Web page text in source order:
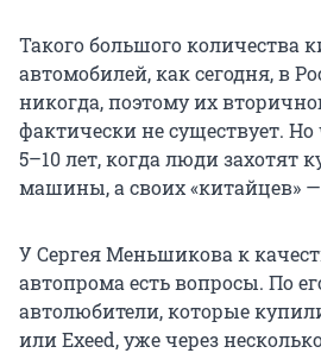
Такого большого количества
автомобилей, как сегодня, в
никогда, поэтому их
фактически не существует. Но
5–10 лет, когда люди захотят
машины, а своих «китайцев» —
У Сергея Меньшикова к
автопрома есть вопросы. По
автолюбители, которые
или Exeed, уже через